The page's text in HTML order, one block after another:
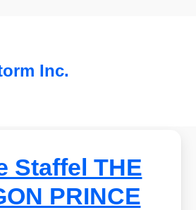
Inc.
Staffel THE
PRINCE